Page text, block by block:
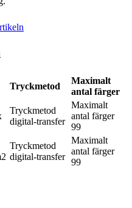
Tryckmetod
Maximalt
antal färger
Tryckmetod
digital-transfer
Maximalt
antal färger
99
Tryckmetod
digital-transfer
Maximalt
antal färger
99